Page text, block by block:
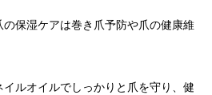
保湿ケアは巻き爪予防や爪の健康維
ルオイルでしっかりと爪を守り、健